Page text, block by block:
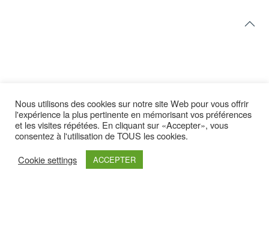
Latest yootheme
Nous utilisons des cookies sur notre site Web pour vous offrir
l'expérience la plus pertinente en mémorisant vos préférences
et les visites répétées. En cliquant sur «Accepter», vous
consentez à l'utilisation de TOUS les cookies.
Cookie settings
ACCEPTER